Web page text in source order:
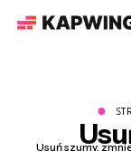
●
Usuń szumy,